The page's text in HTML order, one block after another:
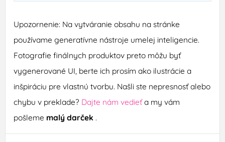
Upozornenie: Na vytváranie obsahu na stránke
používame generatívne nástroje umelej inteligencie.
Fotografie finálnych produktov preto môžu byť
vygenerované UI, berte ich prosím ako ilustrácie a
inšpiráciu pre vlastnú tvorbu. Našli ste nepresnosť alebo
chybu v preklade? Dajte nám vedieťa my vám
pošleme malý darček .